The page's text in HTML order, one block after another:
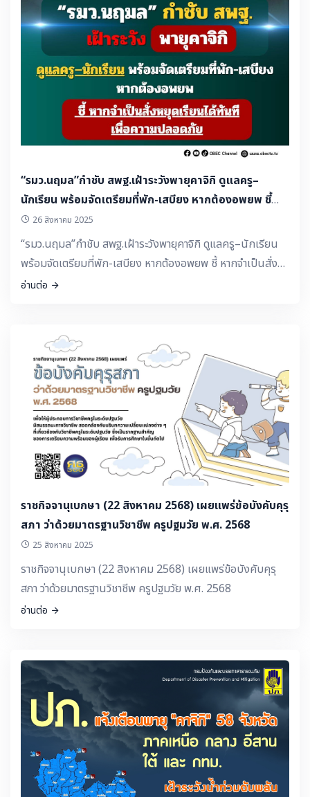
“รมว.นฤมล”กำชับ สพฐ.เฝ้าระวังพายุคาจิกิ ดูแลครู–
นักเรียน พร้อมจัดเตรียมที่พัก-เสบียง หากต้องอพยพ ชี้
หากจำเป็นสั่งหยุดเรียนได้ทันที เพื่อความปลอดภัย
26 สิงหาคม 2025
“รมว.นฤมล”กำชับ สพฐ.เฝ้าระวังพายุคาจิกิ ดูแลครู–นักเรียน
พร้อมจัดเตรียมที่พัก-เสบียง หากต้องอพยพ ชี้ หากจำเป็นสั่ง
หยุดเรียนได้ทันที เพื่อความปลอดภัย
อ่านต่อ
ราชกิจจานุเบกษา (22 สิงหาคม 2568) เผยแพร่ข้อบังคับคุรุ
สภา ว่าด้วยมาตรฐานวิชาชีพ ครูปฐมวัย พ.ศ. 2568
25 สิงหาคม 2025
ราชกิจจานุเบกษา (22 สิงหาคม 2568) เผยแพร่ข้อบังคับคุรุ
สภา ว่าด้วยมาตรฐานวิชาชีพ ครูปฐมวัย พ.ศ. 2568
อ่านต่อ